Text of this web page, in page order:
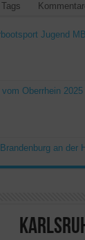
Tags
Jugend
vom Oberrhein 2025
an der